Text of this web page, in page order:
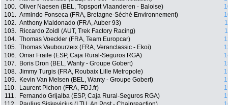
100. Oliver Naesen (BEL, Topsport Vlaanderen - Baloise)
101. Armindo Fonseca (FRA, Bretagne-Séché Environnement)
102. Anthony Maldonado (FRA, Auber 93)
103.
Riccardo Zoidl (AUT, Trek Factory Racing)
104. Thomas Voeckler (FRA, Team Europcar)
105. Thomas Vaubourzeix (FRA, Veranclassic - Ekoi)
106. Omar Fraile (ESP, Caja Rural-Seguros RGA)
107.
Boris Dron (BEL, Wanty - Groupe Gobert)
108. Jimmy Turgis (FRA, Roubaix Lille Metropole)
109.
Kevin Van Melsen (BEL, Wanty - Groupe Gobert)
110.
Laurent Pichon (FRA, FDJ.fr)
111.
Fernando Grijalba (ESP, Caja Rural-Seguros RGA)